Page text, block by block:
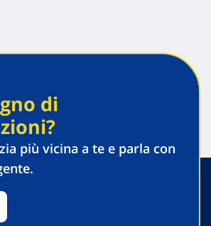
di
più vicina a te e parla con